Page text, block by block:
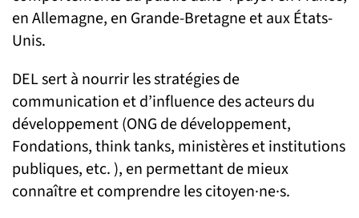
en Allemagne, en Grande-Bretagne et aux États-
Unis.
DEL sert à nourrir les stratégies de
communication et d’influence des acteurs du
développement (ONG de développement,
Fondations, think tanks, ministères et institutions
publiques, etc. ), en permettant de mieux
connaître et comprendre les citoyen·ne·s.